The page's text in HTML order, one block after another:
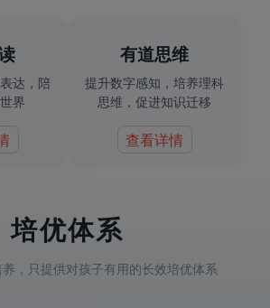
达，陪
界
有道思维
提升数字感知，培养理科
思维，促进知识迁移
查看详情
培优体系
养，只提供对孩子有用的长效培优体系